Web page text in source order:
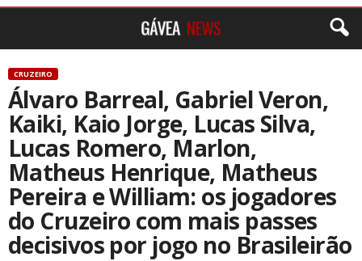
CRUZEIRO
Álvaro Barreal, Gabriel Veron,
Kaiki, Kaio Jorge, Lucas Silva,
Lucas Romero, Marlon,
Matheus Henrique, Matheus
Pereira e William: os jogadores
do Cruzeiro com mais passes
decisivos por jogo no Brasileirão